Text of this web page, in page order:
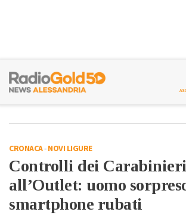
CRONACA-NOVI LIGURE
Controlli dei Carabinieri
all’Outlet: uomo
smartphone rubati